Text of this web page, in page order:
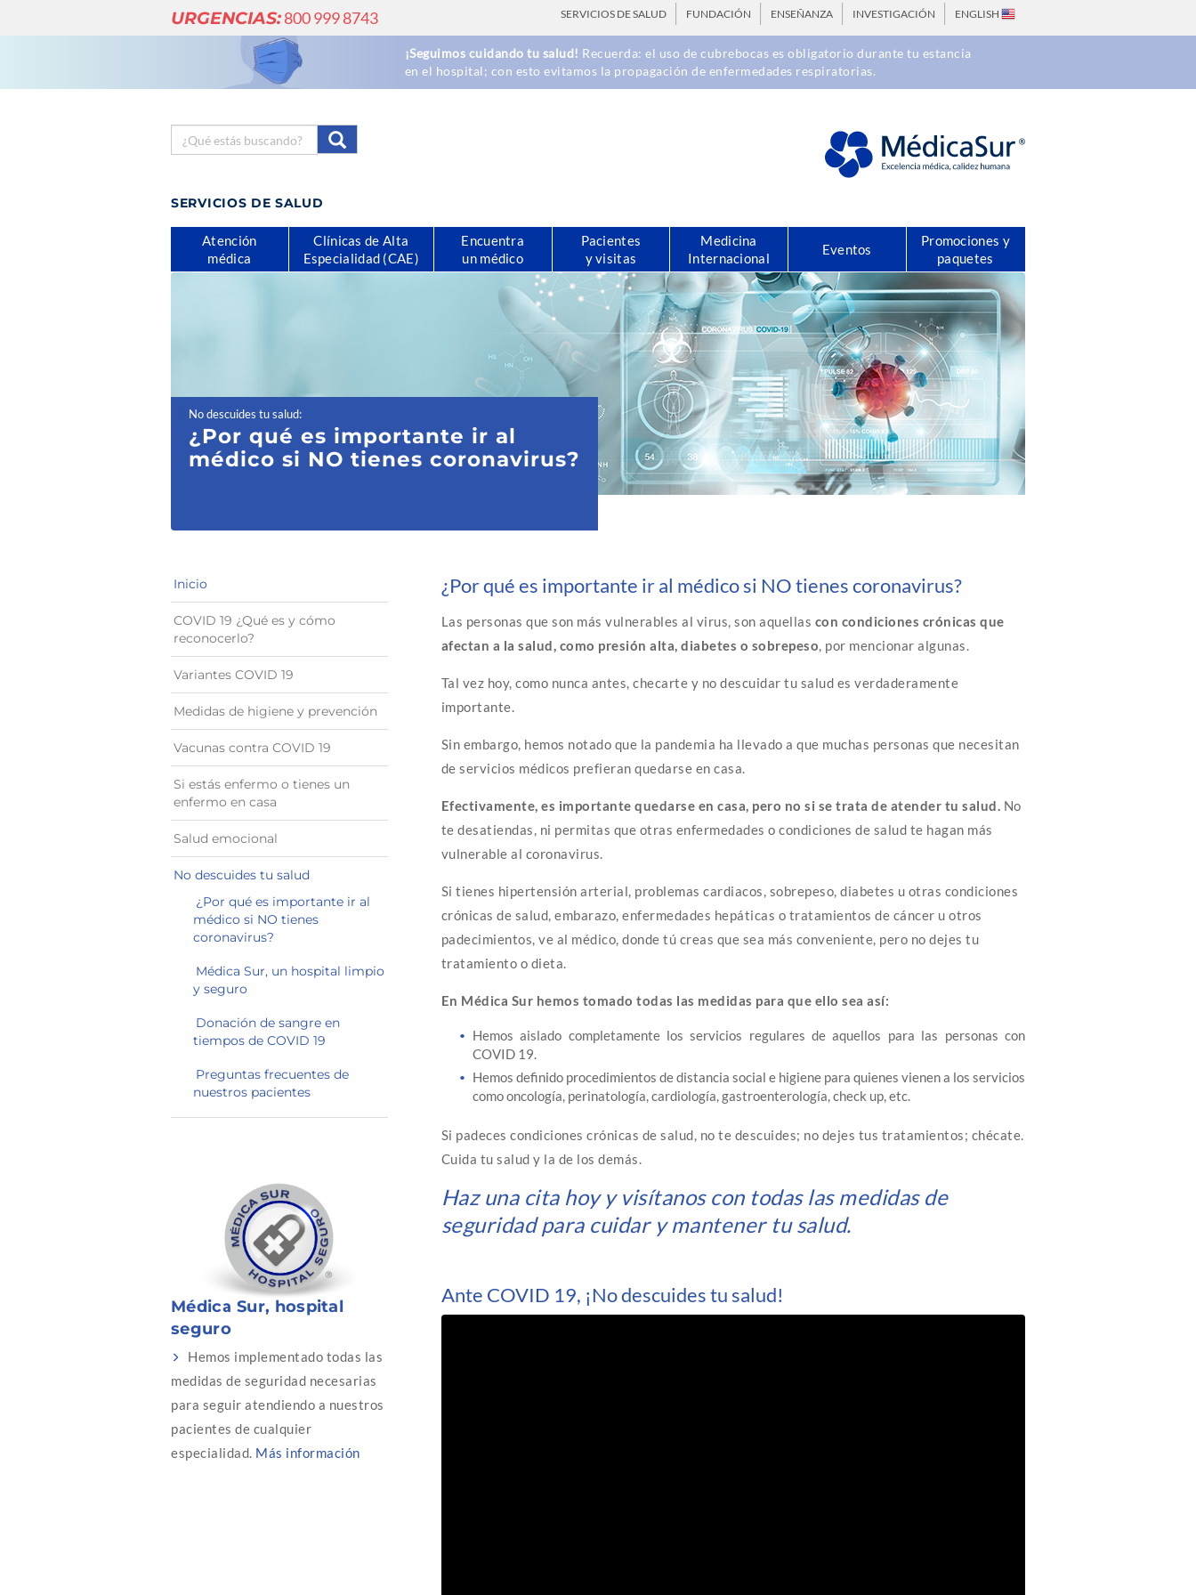
URGENCIAS:800 999 8743 SERVICIOS DE SALUD FUNDACIÓN ENSEÑANZA INVESTIGACIÓN ENGLISH
¡Seguimos cuidando tu salud! Recuerda: el uso de cubrebocas es obligatorio durante tu estancia
en el hospital; con esto evitamos la propagación de enfermedades respiratorias.
SERVICIOS DE SALUD
Atención
médica
Clínicas de Alta
Especialidad (CAE)
Encuentra
un médico
Pacientes
y visitas
Medicina
Internacional
Eventos
Promociones y
paquetes
No descuides tu salud:
¿Por qué es importante ir al
médico si NO tienes coronavirus?
¿Por qué es importante ir al médico si NO tienes coronavirus?
Las personas que son más vulnerables al virus, son aquellas con condiciones crónicas que
afectan a la salud, como presión alta, diabetes o sobrepeso, por mencionar algunas.
Tal vez hoy, como nunca antes, checarte y no descuidar tu salud es verdaderamente
importante.
Sin embargo, hemos notado que la pandemia ha llevado a que muchas personas que necesitan
de servicios médicos prefieran quedarse en casa.
Efectivamente, es importante quedarse en casa, pero no si se trata de atender tu salud. No
te desatiendas, ni permitas que otras enfermedades o condiciones de salud te hagan más
vulnerable al coronavirus.
Si tienes hipertensión arterial, problemas cardiacos, sobrepeso, diabetes u otras condiciones
crónicas de salud, embarazo, enfermedades hepáticas o tratamientos de cáncer u otros
padecimientos, ve al médico, donde tú creas que sea más conveniente, pero no dejes tu
tratamiento o dieta.
En Médica Sur hemos tomado todas las medidas para que ello sea así:
Hemos aislado completamente los servicios regulares de aquellos para las personas con
COVID 19.
Hemos definido procedimientos de distancia social e higiene para quienes vienen a los servicios
como oncología, perinatología, cardiología, gastroenterología, check up, etc.
Si padeces condiciones crónicas de salud, no te descuides; no dejes tus tratamientos; chécate.
Cuida tu salud y la de los demás.
Haz una cita hoy y visítanos con todas las medidas de
seguridad para cuidar y mantener tu salud.
Ante COVID 19, ¡No descuides tu salud!
Inicio
COVID 19 ¿Qué es y cómo
reconocerlo?
Variantes COVID 19
Medidas de higiene y prevención
Vacunas contra COVID 19
Si estás enfermo o tienes un
enfermo en casa
Salud emocional
No descuides tu salud
¿Por qué es importante ir al
médico si NO tienes
coronavirus?
Médica Sur, un hospital limpio
y seguro
Donación de sangre en
tiempos de COVID 19
Preguntas frecuentes de
nuestros pacientes
Médica Sur, hospital
seguro
Hemos implementado todas las
medidas de seguridad necesarias
para seguir atendiendo a nuestros
pacientes de cualquier
especialidad. Más información